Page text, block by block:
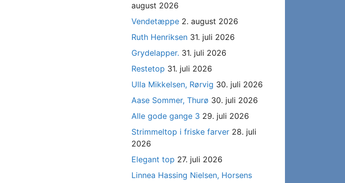
august 2026
Vendetæppe 2. august 2026
Ruth Henriksen 31. juli 2026
Grydelapper. 31. juli 2026
Restetop 31. juli 2026
Ulla Mikkelsen, Rørvig 30. juli 2026
Aase Sommer, Thurø 30. juli 2026
Alle gode gange 3 29. juli 2026
Strimmeltop i friske farver 28. juli
2026
Elegant top 27. juli 2026
Linnea Hassing Nielsen, Horsens